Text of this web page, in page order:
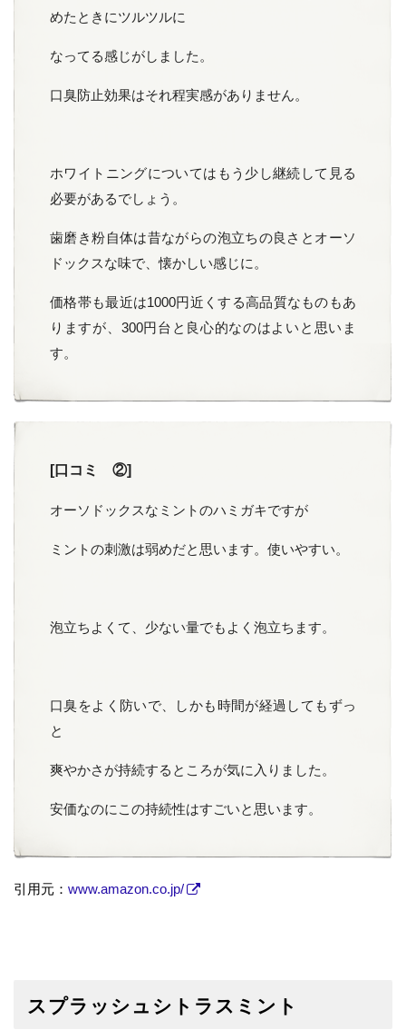
めたときにツルツルに
なってる感じがしました。
口臭防止効果はそれ程実感がありません。
ホワイトニングについてはもう少し継続して見る
必要があるでしょう。
歯磨き粉自体は昔ながらの泡立ちの良さとオーソ
ドックスな味で、懐かしい感じに。
価格帯も最近は1000円近くする高品質なものもあ
りますが、300円台と良心的なのはよいと思いま
す。
[口コミ ②]
オーソドックスなミントのハミガキですが
ミントの刺激は弱めだと思います。使いやすい。
泡立ちよくて、少ない量でもよく泡立ちます。
口臭をよく防いで、しかも時間が経過してもずっ
と
爽やかさが持続するところが気に入りました。
安価なのにこの持続性はすごいと思います。
引用元： www.amazon.co.jp/
スプラッシュシトラスミント